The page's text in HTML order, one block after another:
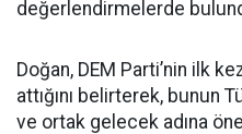
değerlendirmelerde
Doğan, DEM Parti’nin ilk
attığını belirterek, bunun
ve ortak gelecek adına